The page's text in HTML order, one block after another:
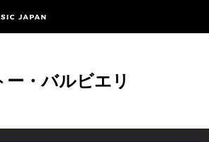
ー・バルビエリ